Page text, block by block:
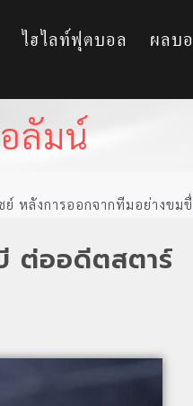
ไฮไลท์ฟุตบอล ผลบ
ลัมน์
ย์ หลังการออกจากทีมอย่างขม
ต่ออดีตสตาร์